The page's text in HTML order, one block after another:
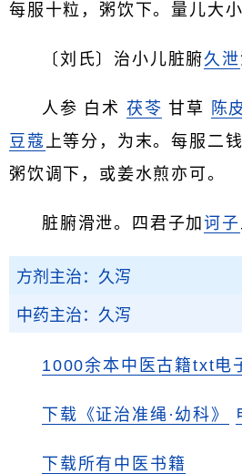
每服十粒，粥饮下。量儿大小
〔刘氏〕治小儿脏腑久泄
人参 白术 茯苓 甘草 陈
豆蔻 上等分，为末。每服二
粥饮调下，或姜水煎亦可。
脏腑滑泄。四君子加诃子
方剂主治：久泻
中药主治：久泻
1000余本中医古籍txt电
下载《证治准绳·幼科》
下载所有中医书籍